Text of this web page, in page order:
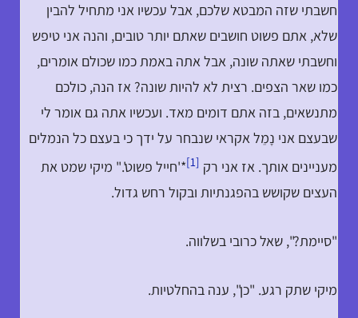
חשבתי שזה המבטא שלכם, אבל עכשיו אני מתחיל להבין
שלא, אתם פשוט חושבים שאתם יותר טובים, והנה אני טיפש
וחשבתי שאתה שונה, אבל אתה באמת כמו שכולם אומרים,
כמו שאר הצפים. רצית לא להיות שונה? אז הנה, כולכם
מתנשאים, בזה אתם דומים מאד. ועכשיו אתה גם אומר לי
שבעצם אני נָמֵל אקראי שנבחר על ידך כי בעצם כל הנמלים
מעניינים אותך. אז אני רק [1] *'חייל פשוט'." מיקי שמט את
העצים שקושש בהפגנתיות ובקול רחש גדול.
"סיימת?", שאל כרובי בשלווה.
מיקי שתק רגע. "כן", ענה בהחלטיות.